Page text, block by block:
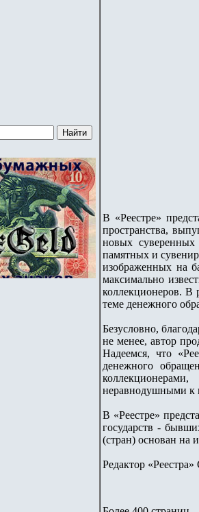
В «Реестре»
пространства,
новых суверенных
памятных и
изображенных на
максимально
коллекционеров. В
теме денежного
Безусловно,
не менее, автор
Надеемся, что
денежного
неравнодушными к
В «Реестре»
государств -
(стран) основан на
Редактор